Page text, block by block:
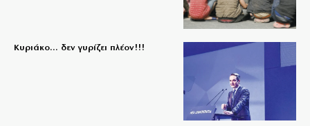
Κυριάκο… δεν γυρίζει πλέον!!!